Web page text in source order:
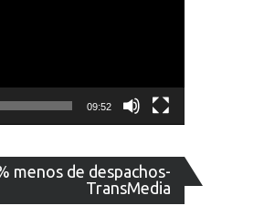
09:52
menos de despachos-
TransMedia
de
vídeo